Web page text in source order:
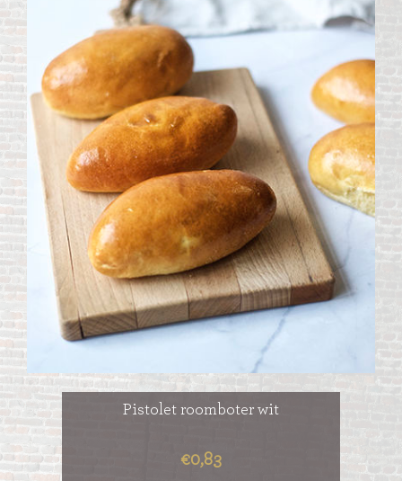
Pistolet roomboter wit
€0,83